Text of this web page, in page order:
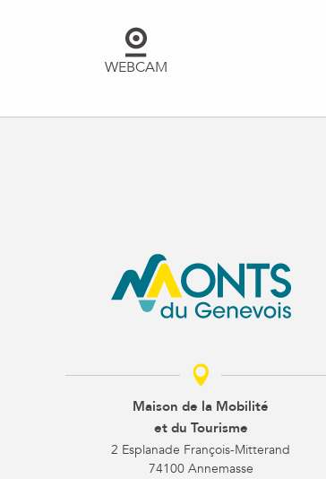
WEBCAM
Maison de la Mobilité
et du Tourisme
2 Esplanade François-Mitterand
74100 Annemasse